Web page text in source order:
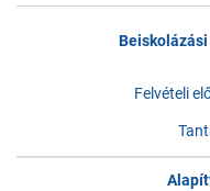
Felvételi